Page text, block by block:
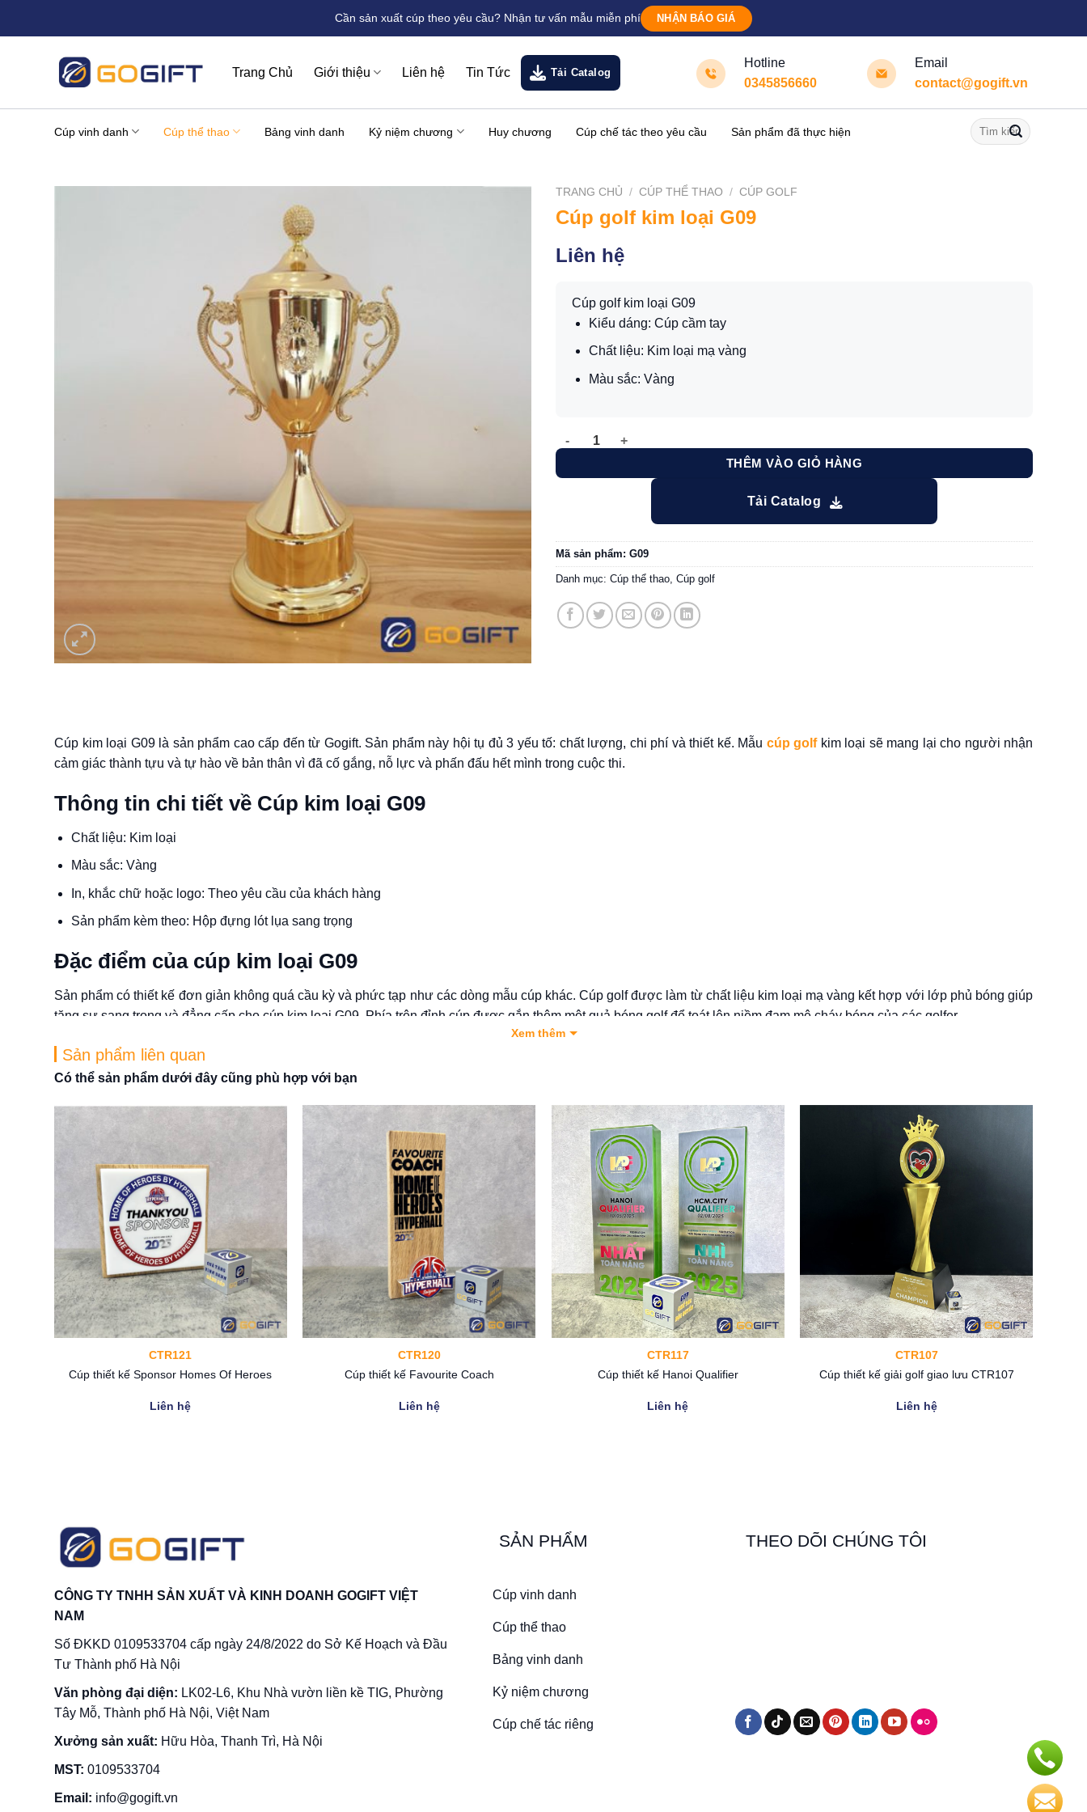
Cần sản xuất cúp theo yêu cầu? Nhận tư vấn mẫu miễn phí NHẬN BÁO GIÁ
Trang Chủ Giới thiệu Liên hệ Tin Tức Tải Catalog
Hotline
0345856660
Email
contact@gogift.vn
Cúp vinh danh Cúp thể thao Bảng vinh danh Kỷ niệm chương Huy chương Cúp chế tác theo yêu cầu Sản phẩm đã thực hiện
Tìm
kiếm:
TRANG CHỦ / CÚP THỂ THAO / CÚP GOLF
Cúp golf kim loại G09
Liên hệ
Cúp golf kim loại G09
Kiểu dáng: Cúp cầm tay
Chất liệu: Kim loại mạ vàng
Màu sắc: Vàng
Cúp golf kim loại G09 số lượng
THÊM VÀO GIỎ HÀNG
Tải Catalog
Mã sản phẩm: G09
Danh mục: Cúp thể thao, Cúp golf
Cúp kim loại G09 là sản phẩm cao cấp đến từ Gogift. Sản phẩm này hội tụ đủ 3 yếu tố: chất lượng, chi phí và thiết kế. Mẫu cúp golfkim loại sẽ mang lại cho người nhận
cảm giác thành tựu và tự hào về bản thân vì đã cố gắng, nỗ lực và phấn đấu hết mình trong cuộc thi.
Thông tin chi tiết về Cúp kim loại G09
Chất liệu: Kim loại
Màu sắc: Vàng
In, khắc chữ hoặc logo: Theo yêu cầu của khách hàng
Sản phẩm kèm theo: Hộp đựng lót lụa sang trọng
Đặc điểm của cúp kim loại G09
Sản phẩm có thiết kế đơn giản không quá cầu kỳ và phức tạp như các dòng mẫu cúp khác. Cúp golf được làm từ chất liệu kim loại mạ vàng kết hợp với lớp phủ bóng giúp
tăng sự sang trọng và đẳng cấp cho cúp kim loại G09. Phía trên đỉnh cúp được gắn thêm một quả bóng golf để toát lên niềm đam mê cháy bóng của các golfer.
Mục đích sử dụng
tuyển thủ golfer đã đạt thành tích cao trong trận đấu.
Liên hệ ngay Gogift để được giải đáp thắc mắc kỹ hơn về sản phẩm.
– Quà tặng vinh danh độc quyền cao cấp
Hotline: 0345856660 – 0346664588
Xem thêm
Sản phẩm liên quan
Có thể sản phẩm dưới đây cũng phù hợp với bạn
CTR121
Cúp thiết kế Sponsor Homes Of Heroes
Liên hệ
CTR120
Cúp thiết kế Favourite Coach
Liên hệ
CTR117
Cúp thiết kế Hanoi Qualifier
Liên hệ
CTR107
Cúp thiết kế giải golf giao lưu CTR107
Liên hệ
CÔNG TY TNHH SẢN XUẤT VÀ KINH DOANH GOGIFT VIỆT
NAM
Số ĐKKD 0109533704 cấp ngày 24/8/2022 do Sở Kế Hoạch và Đầu
Tư Thành phố Hà Nội
Văn phòng đại diện: LK02-L6, Khu Nhà vườn liền kề TIG, Phường
Tây Mỗ, Thành phố Hà Nội, Việt Nam
Xưởng sản xuất: Hữu Hòa, Thanh Trì, Hà Nội
MST: 0109533704
Email: info@gogift.vn
SẢN PHẨM
Cúp vinh danh
Cúp thể thao
Bảng vinh danh
Kỷ niệm chương
Cúp chế tác riêng
THEO DÕI CHÚNG TÔI